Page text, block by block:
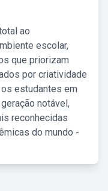
ao
escolar,
que priorizam
por criatividade
estudantes em
notável,
reconhecidas
do mundo -